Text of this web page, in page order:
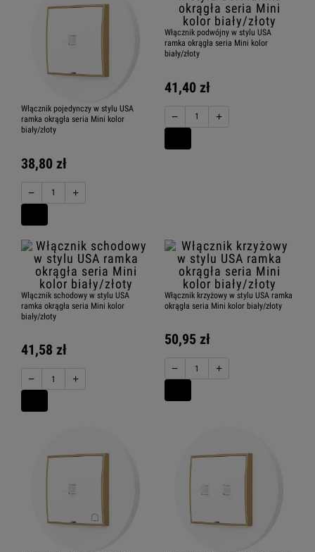
Włącznik pojedynczy w stylu USA
ramka okrągła seria Mini kolor
biały/złoty
38,80 zł
− +
Włącznik podwójny w stylu USA
ramka okrągła seria Mini kolor
biały/złoty
41,40 zł
− +
Włącznik schodowy w stylu USA
ramka okrągła seria Mini kolor
biały/złoty
41,58 zł
− +
Włącznik krzyżowy w stylu USA ramka
okrągła seria Mini kolor biały/złoty
50,95 zł
− +